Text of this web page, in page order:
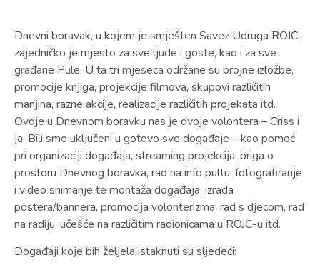
Dnevni boravak, u kojem je smješten Savez Udruga ROJC,
zajedničko je mjesto za sve ljude i goste, kao i za sve
građane Pule. U ta tri mjeseca održane su brojne izložbe,
promocije knjiga, projekcije filmova, skupovi različitih
manjina, razne akcije, realizacije različitih projekata itd.
Ovdje u Dnevnom boravku nas je dvoje volontera – Criss i
ja. Bili smo uključeni u gotovo sve događaje – kao pomoć
pri organizaciji događaja, streaming projekcija, briga o
prostoru Dnevnog boravka, rad na info pultu, fotografiranje
i video snimanje te montaža događaja, izrada
postera/bannera, promocija volonterizma, rad s djecom, rad
na radiju, učešće na različitim radionicama u ROJC-u itd.
Događaji koje bih željela istaknuti su sljedeći: